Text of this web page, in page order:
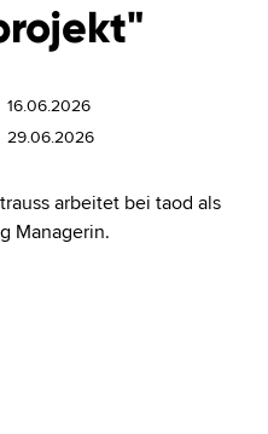
16.06.2026
29.06.2026
arbeitet bei taod als
Managerin.